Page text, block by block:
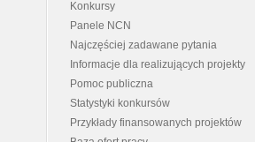
Konkursy
Panele NCN
Najczęściej zadawane pytania
Informacje dla realizujących projekty
Pomoc publiczna
Statystyki konkursów
Przykłady finansowanych projektów